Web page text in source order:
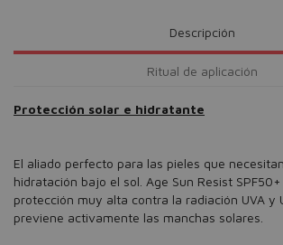
Descripción
Ritual de aplicación
Protección solar e hidratante
El aliado perfecto para las pieles que
hidratación bajo el sol. Age Sun Resist
protección muy alta contra la radiación UVA y
previene activamente las manchas solares.